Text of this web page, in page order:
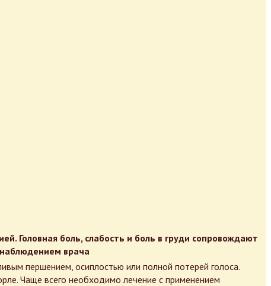
Головная боль, слабость и боль в груди сопровождают
врача
першением, осиплостью или полной потерей голоса.
Чаще всего необходимо лечение с применением